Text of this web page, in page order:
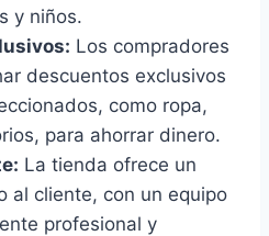
y niños.
Los compradores
descuentos exclusivos
como ropa,
para ahorrar dinero.
La tienda ofrece un
al cliente, con un equipo
profesional y